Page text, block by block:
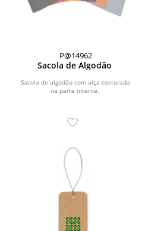
P@14962
Sacola de Algodão
Sacola de algodão com alça costurada
na parte interna.